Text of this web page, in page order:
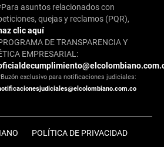
asuntos relacionados con
quejas y reclamos (PQR),
clic aquí
DE TRANSPARENCIA Y
EMPRESARIAL:
exclusivo para notificaciones judiciales:
POLÍTICA DE PRIVACIDAD